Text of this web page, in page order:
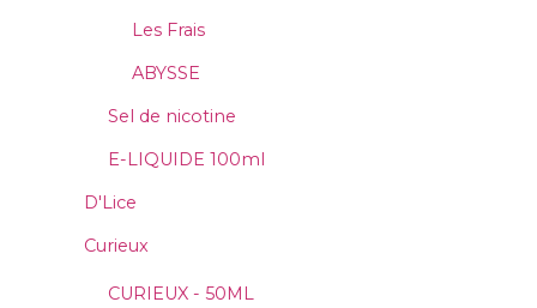
Les Frais
ABYSSE
Sel de nicotine
E-LIQUIDE 100ml
D'Lice
Curieux
CURIEUX - 50ML